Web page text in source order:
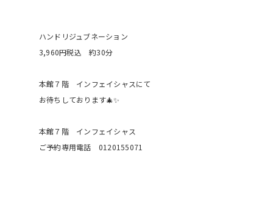
ハンドリジュブネーション
3,960円税込 約30分
本館７階 インフェイシャスにて
お待ちしております🎄✨
本館７階 インフェイシャス
ご予約専用電話 0120155071